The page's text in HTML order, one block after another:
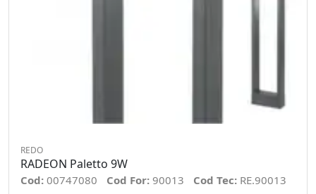
REDO
RADEON Paletto 9W
Cod: 00747080 Cod For: 90013 Cod Tec: RE.90013